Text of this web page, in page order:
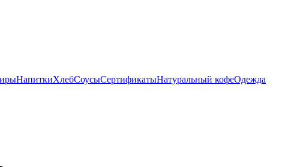
НапиткиХлебСоусыСертификатыНатуральный кофеОдежда